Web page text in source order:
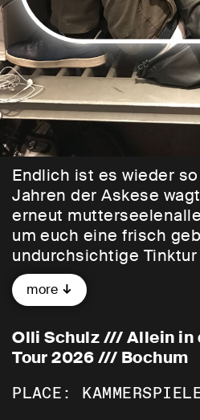
Endlich ist es wieder
Jahren der Askese
erneut
um euch eine frisch
undurchsichtige
Songs, fragwürdigen
halbfertigen
unnachahmlichen und
vorhersehbaren Art, bei
abhängt, in welcher
more
Olli Schulz /// Allein in
Tour 2026 /// Bochum
PLACE: